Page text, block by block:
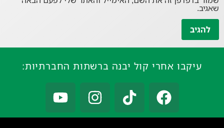
שאגיב.
עיקבו אחרי קול יבנה ברשתות החברתיות: